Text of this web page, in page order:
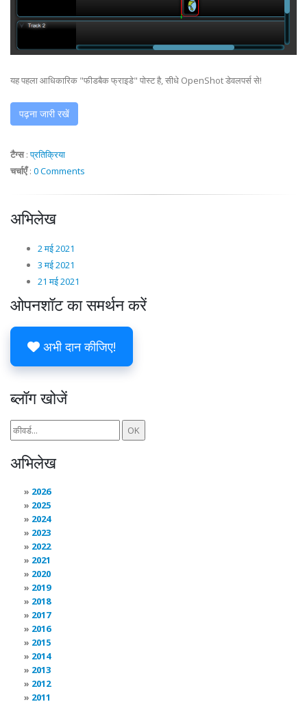
यह पहला आधिकारिक "फीडबैक फ्राइडे" पोस्ट है, सीधे OpenShot डेवलपर्स से!
पढ़ना जारी रखें
टैग्स:प्रतिक्रिया
चर्चाएँ: 0 Comments
अभिलेख
2 मई 2021
3 मई 2021
21 मई 2021
ओपनशॉट का समर्थन करें
अभी दान कीजिए!
ब्लॉग खोजें
अभिलेख
2026
2025
2024
2023
2022
2021
2020
2019
2018
2017
2016
2015
2014
2013
2012
2011